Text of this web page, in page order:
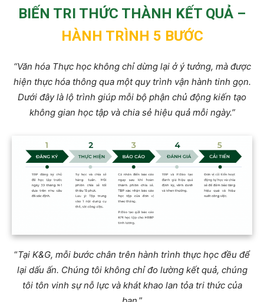
BIẾN TRI THỨC THÀNH KẾT QUẢ –
HÀNH TRÌNH 5 BƯỚC
“Văn hóa Thực học không chỉ dừng lại ở ý tưởng, mà được
hiện thực hóa thông qua một quy trình vận hành tinh gọn.
Dưới đây là lộ trình giúp mỗi bộ phận chủ động kiến tạo
không gian học tập và chia sẻ hiệu quả mỗi ngày.”
“Tại K&G, mỗi bước chân trên hành trình thực học đều để
lại dấu ấn. Chúng tôi không chỉ đo lường kết quả, chúng
tôi tôn vinh sự nỗ lực và khát khao lan tỏa tri thức của